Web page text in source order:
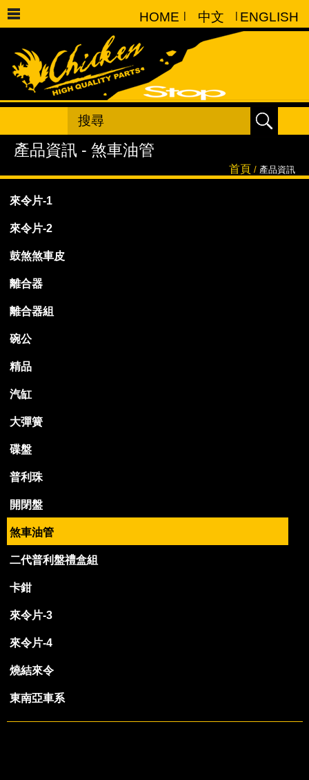
HOME | 中文 | ENGLISH
首頁 / 產品資訊
來令片-1
來令片-2
鼓煞煞車皮
離合器
離合器組
碗公
精品
汽缸
大彈簧
碟盤
普利珠
開閉盤
煞車油管
二代普利盤禮盒組
卡鉗
來令片-3
來令片-4
燒結來令
東南亞車系